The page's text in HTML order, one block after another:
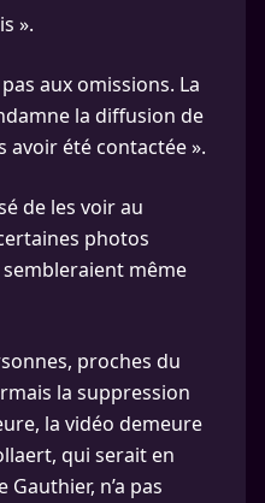
».
aux omissions. La
la diffusion de
avoir été contactée ».
de les voir au
photos
sembleraient même
proches du
la suppression
la vidéo demeure
qui serait en
n’a pas